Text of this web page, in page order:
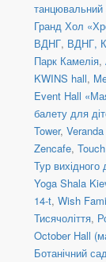
танцювальний
Гранд Хол
ВДНГ, ВДНГ,
Парк Камелія,
KWINS hall,
Event Hall
балету для
Tower,
Zencafe,
Тур вихідного
Yoga Shala
14-t, Wish
Тисячоліття,
October Hall
Ботанічний